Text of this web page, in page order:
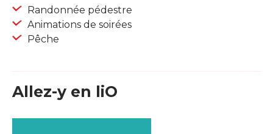
Randonnée pédestre
Animations de soirées
Pêche
Allez-y en liO